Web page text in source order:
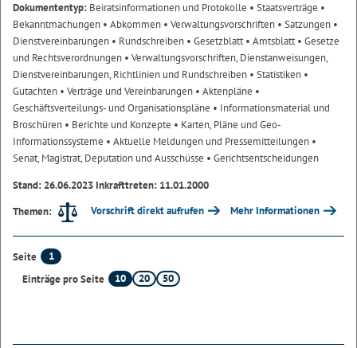
Dokumententyp: Beiratsinformationen und Protokolle • Staatsverträge •
Bekanntmachungen • Abkommen • Verwaltungsvorschriften • Satzungen •
Dienstvereinbarungen • Rundschreiben • Gesetzblatt• Amtsblatt• Gesetze
und Rechtsverordnungen • Verwaltungsvorschriften, Dienstanweisungen,
Dienstvereinbarungen, Richtlinien und Rundschreiben • Statistiken •
Gutachten • Verträge und Vereinbarungen • Aktenpläne •
Geschäftsverteilungs- und Organisationspläne • Informationsmaterial und
Broschüren • Berichte und Konzepte • Karten, Pläne und Geo-
Informationssysteme • Aktuelle Meldungen und Pressemitteilungen •
Senat, Magistrat, Deputation und Ausschüsse • Gerichtsentscheidungen
Stand: 26.06.2023 Inkrafttreten: 11.01.2000
Themen:
Vorschrift direkt aufrufen Mehr Informationen
Seite
1
Einträge pro Seite
10 20 50